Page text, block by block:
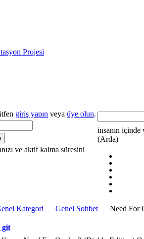
Projesi
giriş yapın veya üye olun.
ve aktif kalma süresini
insanın içinde
(Arda)
Kategori Genel Sohbet
Need For
git